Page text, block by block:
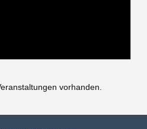
vorhanden.